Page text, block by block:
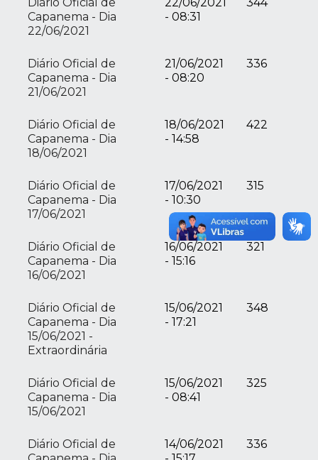
Capanema - Dia
22/06/2021
- 08:31
Diário Oficial de
Capanema - Dia
21/06/2021
21/06/2021
- 08:20
336
Diário Oficial de
Capanema - Dia
18/06/2021
18/06/2021
- 14:58
422
Diário Oficial de
Capanema - Dia
17/06/2021
17/06/2021
- 10:30
315
Diário Oficial de
Capanema - Dia
16/06/2021
16/06/2021
- 15:16
321
Diário Oficial de
Capanema - Dia
15/06/2021 -
Extraordinária
15/06/2021
- 17:21
348
Diário Oficial de
Capanema - Dia
15/06/2021
15/06/2021
- 08:41
325
Diário Oficial de
14/06/2021
336